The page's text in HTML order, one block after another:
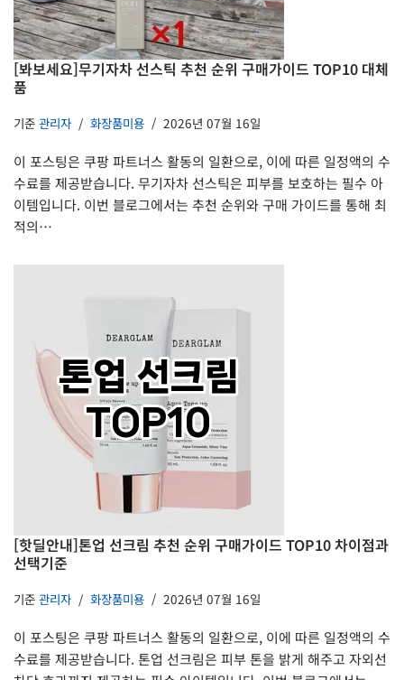
[봐보세요]무기자차 선스틱 추천 순위 구매가이드 TOP10 대체
품
기준 관리자 화장품미용 2026년 07월 16일
이 포스팅은 쿠팡 파트너스 활동의 일환으로, 이에 따른 일정액의 수
수료를 제공받습니다. 무기자차 선스틱은 피부를 보호하는 필수 아
이템입니다. 이번 블로그에서는 추천 순위와 구매 가이드를 통해 최
적의…
[핫딜안내]톤업 선크림 추천 순위 구매가이드 TOP10 차이점과
선택기준
기준 관리자 화장품미용 2026년 07월 16일
이 포스팅은 쿠팡 파트너스 활동의 일환으로, 이에 따른 일정액의 수
수료를 제공받습니다. 톤업 선크림은 피부 톤을 밝게 해주고 자외선